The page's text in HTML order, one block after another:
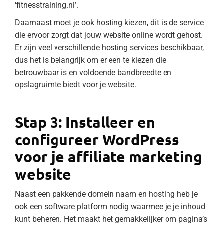
‘fitnesstraining.nl’.
Daarnaast moet je ook hosting kiezen, dit is de service
die ervoor zorgt dat jouw website online wordt gehost.
Er zijn veel verschillende hosting services beschikbaar,
dus het is belangrijk om er een te kiezen die
betrouwbaar is en voldoende bandbreedte en
opslagruimte biedt voor je website.
Stap 3: Installeer en
configureer WordPress
voor je affiliate marketing
website
Naast een pakkende domein naam en hosting heb je
ook een software platform nodig waarmee je je inhoud
kunt beheren. Het maakt het gemakkelijker om pagina’s